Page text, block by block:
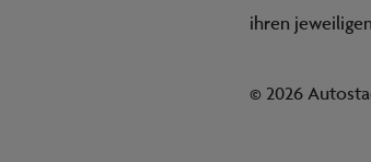
ihren
© 2026